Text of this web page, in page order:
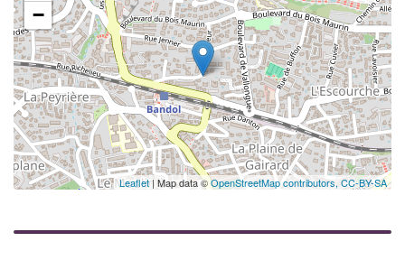
−
Leaflet| Map data ©OpenStreetMap contributors, CC-BY-SA